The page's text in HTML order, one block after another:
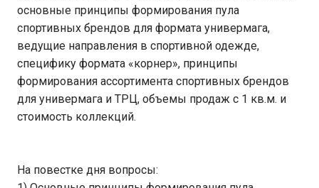
основные принципы формирования пула
спортивных брендов для формата универмага,
ведущие направления в спортивной одежде,
специфику формата «корнер», принципы
формирования ассортимента спортивных брендов
для универмага и ТРЦ, объемы продаж с 1 кв.м. и
стоимость коллекций.
На повестке дня вопросы: